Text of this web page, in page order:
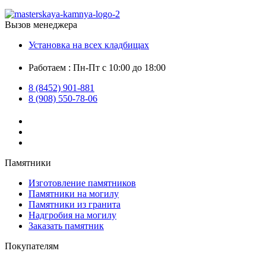
Вызов менеджера
Установка на всех кладбищах
Работаем : Пн-Пт с 10:00 до 18:00
8 (8452) 901-881
8 (908) 550-78-06
Памятники
Изготовление памятников
Памятники на могилу
Памятники из гранита
Надгробия на могилу
Заказать памятник
Покупателям